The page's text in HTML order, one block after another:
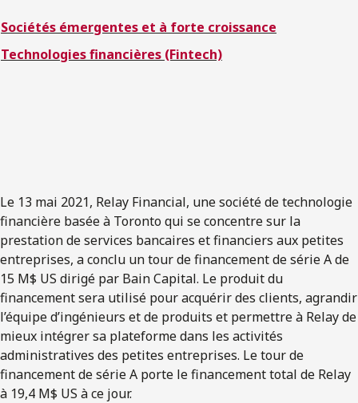
S’abonner
Sociétés émergentes et à forte croissance
Technologies financières (Fintech)
Le 13 mai 2021, Relay Financial, une société de technologie
financière basée à Toronto qui se concentre sur la
prestation de services bancaires et financiers aux petites
entreprises, a conclu un tour de financement de série A de
15 M$ US dirigé par Bain Capital. Le produit du
financement sera utilisé pour acquérir des clients, agrandir
l’équipe d’ingénieurs et de produits et permettre à Relay de
mieux intégrer sa plateforme dans les activités
administratives des petites entreprises. Le tour de
financement de série A porte le financement total de Relay
à 19,4 M$ US à ce jour.